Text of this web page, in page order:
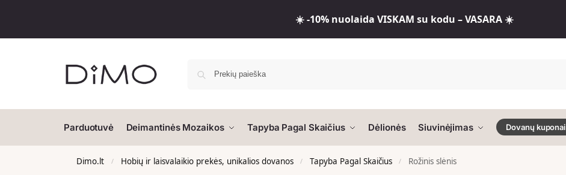
☀️ -10% nuolaida VISKAM su kodu – VASARA ☀️
Parduotuvė Deimantinės Mozaikos Tapyba Pagal Skaičius Dėlionės Siuvinėjimas Dovanų kuponai
Dimo.lt / Hobių ir laisvalaikio prekės, unikalios dovanos / Tapyba Pagal Skaičius / Rožinis slėnis